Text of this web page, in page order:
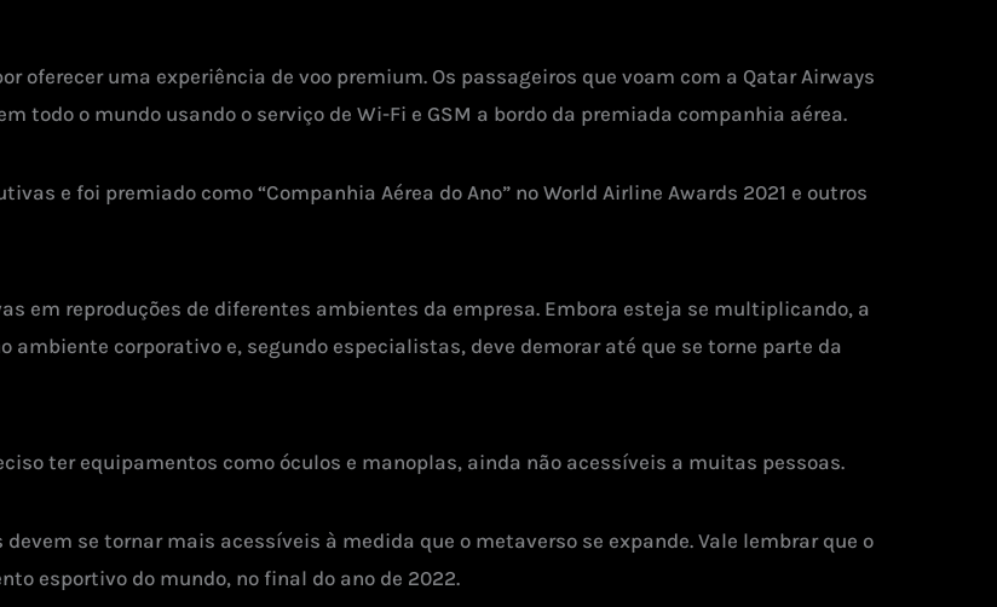
oferecer uma experiência de voo premium. Os passageiros que voam com a Qatar Airways
todo o mundo usando o serviço de Wi-Fi e GSM a bordo da premiada companhia aérea.
e foi premiado como “Companhia Aérea do Ano” no World Airline Awards 2021 e outros
em reproduções de diferentes ambientes da empresa. Embora esteja se multiplicando, a
ambiente corporativo e, segundo especialistas, deve demorar até que se torne parte da
ter equipamentos como óculos e manoplas, ainda não acessíveis a muitas pessoas.
se tornar mais acessíveis à medida que o metaverso se expande. Vale lembrar que o
esportivo do mundo, no final do ano de 2022.